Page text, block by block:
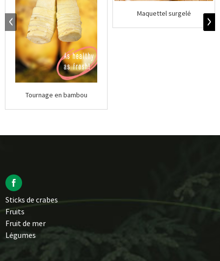
Tournage en bambou
Maquettel surgelé
Sticks de crabes
Fruits
Fruit de mer
Légumes